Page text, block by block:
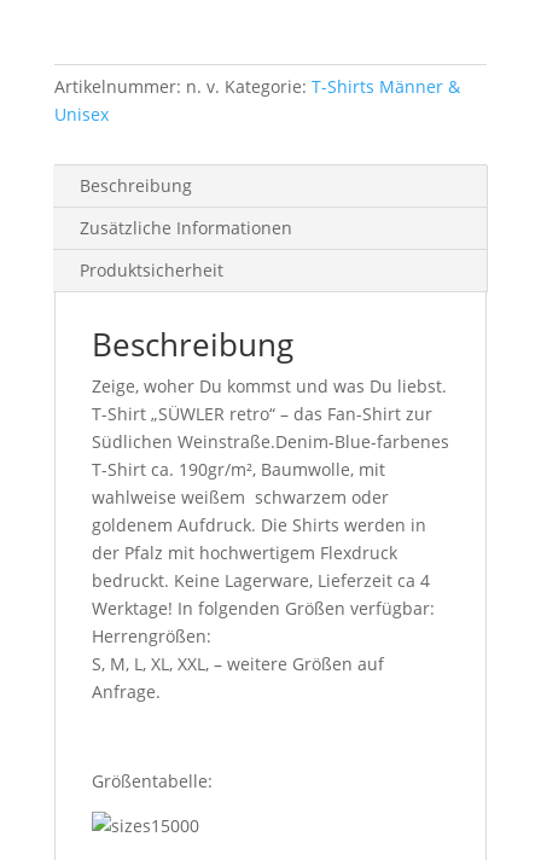
Artikelnummer: n. v. Kategorie: T-Shirts Männer &
Unisex
Beschreibung
Zusätzliche Informationen
Produktsicherheit
Beschreibung
Zeige, woher Du kommst und was Du liebst.
T-Shirt „SÜWLER retro“ – das Fan-Shirt zur
Südlichen Weinstraße.Denim-Blue-farbenes
T-Shirt ca. 190gr/m², Baumwolle, mit
wahlweise weißem schwarzem oder
goldenem Aufdruck. Die Shirts werden in
der Pfalz mit hochwertigem Flexdruck
bedruckt. Keine Lagerware, Lieferzeit ca 4
Werktage! In folgenden Größen verfügbar:
Herrengrößen:
S, M, L, XL, XXL, – weitere Größen auf
Anfrage.
Größentabelle: